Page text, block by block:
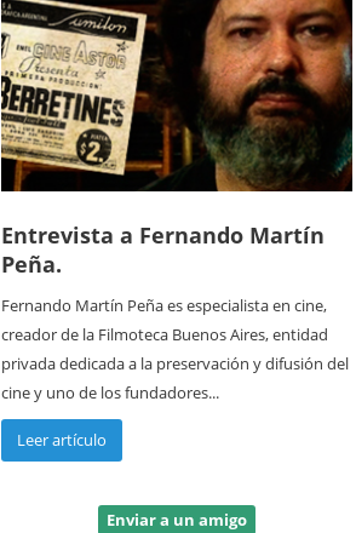
Entrevista a Fernando Martín
Peña.
Fernando Martín Peña es especialista en cine,
creador de la Filmoteca Buenos Aires, entidad
privada dedicada a la preservación y difusión del
cine y uno de los fundadores...
Leer artículo
Enviar a un amigo